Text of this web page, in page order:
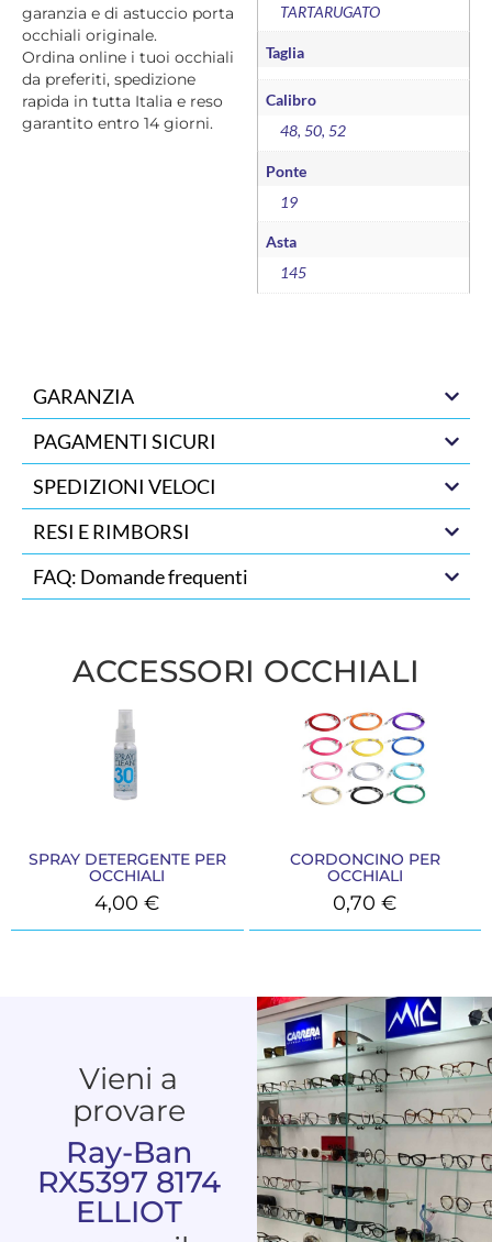
garanzia e di astuccio porta
occhiali originale.
Ordina online i tuoi occhiali
da preferiti, spedizione
rapida in tutta Italia e reso
garantito entro 14 giorni.
TARTARUGATO
Taglia
Calibro
48, 50, 52
Ponte
19
Asta
145
GARANZIA
PAGAMENTI SICURI
SPEDIZIONI VELOCI
RESI E RIMBORSI
FAQ: Domande frequenti
ACCESSORI OCCHIALI
SPRAY DETERGENTE PER
OCCHIALI
4,00€
CORDONCINO PER
OCCHIALI
0,70€
Vieni a
provare
Ray-Ban
RX5397 8174
ELLIOT